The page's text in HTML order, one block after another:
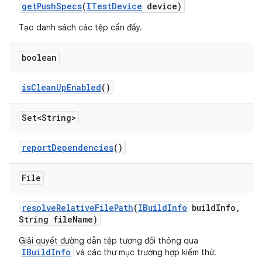
getPushSpecs(ITestDevice device)
Tạo danh sách các tệp cần đẩy.
boolean
isCleanUpEnabled()
Set<String>
reportDependencies()
File
resolveRelativeFilePath(IBuildInfo buildInfo ,
String fileName)
Giải quyết đường dẫn tệp tương đối thông qua
IBuildInfo và các thư mục trường hợp kiểm thử.